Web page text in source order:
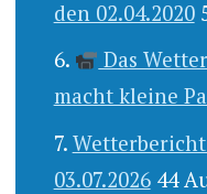
den 02.04.2020
Das
macht kleine
03.07.2026 44